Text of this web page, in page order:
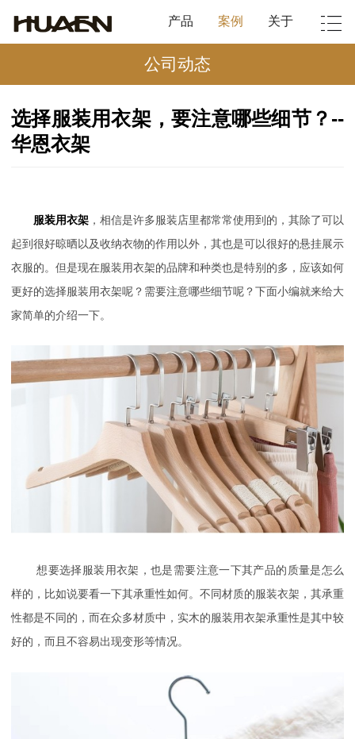
产品 案例 关于
公司动态
选择服装用衣架，要注意哪些细节？--
华恩衣架
服装用衣架 ，相信是许多服装店里都常常使用到的，其除了可以
起到很好晾晒以及收纳衣物的作用以外，其也是可以很好的悬挂展示
衣服的。但是现在服装用衣架的品牌和种类也是特别的多，应该如何
更好的选择服装用衣架呢？需要注意哪些细节呢？下面小编就来给大
家简单的介绍一下。
想要选择服装用衣架，也是需要注意一下其产品的质量是怎么
样的，比如说要看一下其承重性如何。不同材质的服装衣架，其承重
性都是不同的，而在众多材质中，实木的服装用衣架承重性是其中较
好的，而且不容易出现变形等情况。